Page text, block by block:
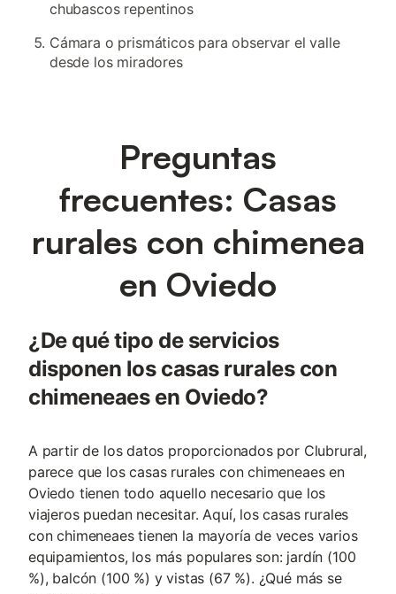
chubascos repentinos
Cámara o prismáticos para observar el valle
desde los miradores
Preguntas
frecuentes: Casas
rurales con chimenea
en Oviedo
¿De qué tipo de servicios
disponen los casas rurales con
chimeneaes en Oviedo?
A partir de los datos proporcionados por Clubrural,
parece que los casas rurales con chimeneaes en
Oviedo tienen todo aquello necesario que los
viajeros puedan necesitar. Aquí, los casas rurales
con chimeneaes tienen la mayoría de veces varios
equipamientos, los más populares son: jardín (100
%), balcón (100 %) y vistas (67 %). ¿Qué más se